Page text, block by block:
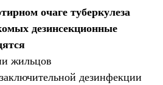
очаге туберкулеза
дезинсекционные
жильцов
дезинфекции